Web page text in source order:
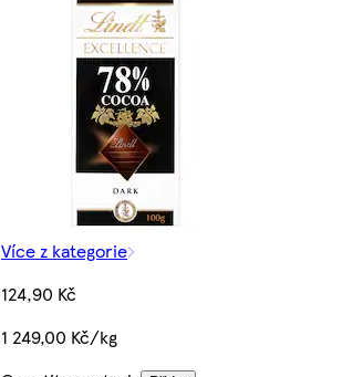
Více z kategorie
124,90 Kč
1 249,00 Kč/kg